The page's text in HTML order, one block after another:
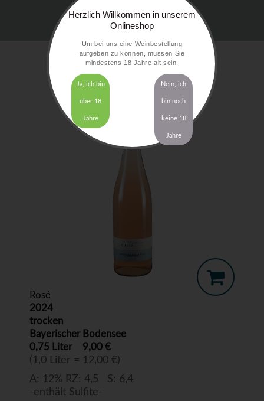
Rosé
2024
trocken
Bayerischer Bodensee
0,75 Liter
9,00 €
(1,0 Liter = 12,00 €)
A: 12% RZ: 4,5 S: 6,4
-enthält Sulfite-
Herzlich Willkommen in unserem
Onlineshop
Um bei uns eine Weinbestellung
aufgeben zu können, müssen Sie
mindestens 18 Jahre alt sein.
Ja, ich bin
über 18
Jahre
Nein, ich
bin noch
keine 18
Jahre